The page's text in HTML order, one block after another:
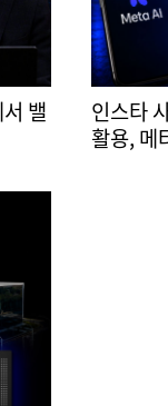
밸
인스타
활용, 메